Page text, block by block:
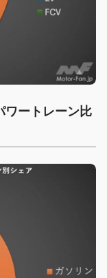
ワートレーン比